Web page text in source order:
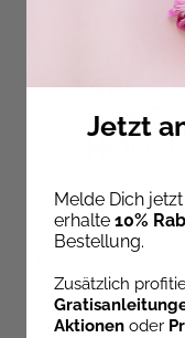
Sofort Lieferbar
Jetzt
Melde Dich
erhalte 10%
Bestellung.
Zusätzlich
Aktionen oder